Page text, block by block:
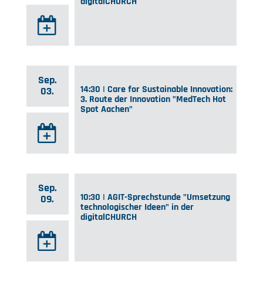
Sep.
03.
14:30 | Care for Sustainable Innovation:
3. Route der Innovation "MedTech Hot
Spot Aachen"
Sep.
09.
10:30 | AGIT-Sprechstunde "Umsetzung
technologischer Ideen" in der
digitalCHURCH